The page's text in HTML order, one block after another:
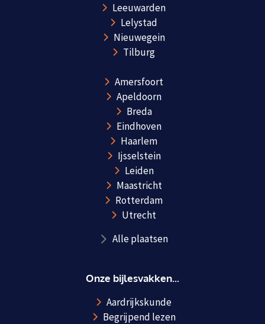
Leeuwarden
Lelystad
Nieuwegein
Tilburg
Amersfoort
Apeldoorn
Breda
Eindhoven
Haarlem
Ijsselstein
Leiden
Maastricht
Rotterdam
Utrecht
Alle plaatsen
Onze bijlesvakken...
Aardrijkskunde
Begrijpend lezen